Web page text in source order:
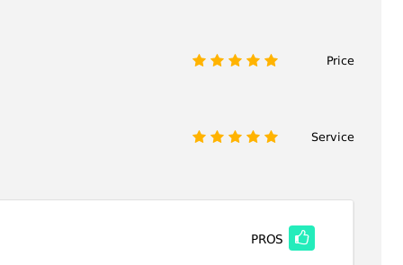
Price
5
4
3
2
Service
5
4
3
2
PROS